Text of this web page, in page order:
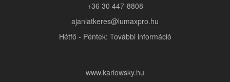
+36 30 447-8808
ajanlatkeres@lumaxpro.hu
Hétfő - Péntek: További információ
www.karlowsky.hu